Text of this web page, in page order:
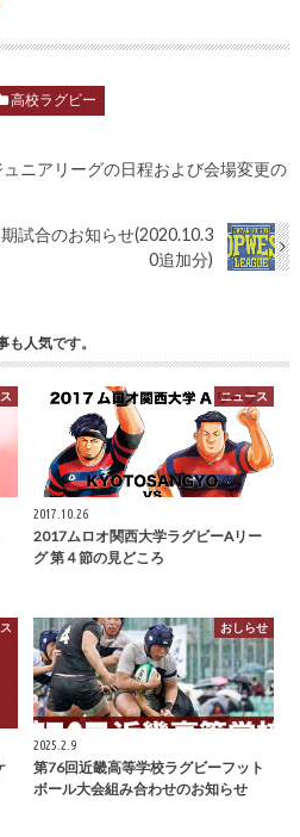
高校ラグビー
ニアリーグの日程および会場変更の
試合のお知らせ(2020.10.3
0追加分)
も人気です。
ニュース
2017.10.26
2017ムロオ関西大学ラグビーAリー
グ 第４節の見どころ
おしらせ
2025.2.9
第76回近畿高等学校ラグビーフット
ボール大会組み合わせのお知らせ